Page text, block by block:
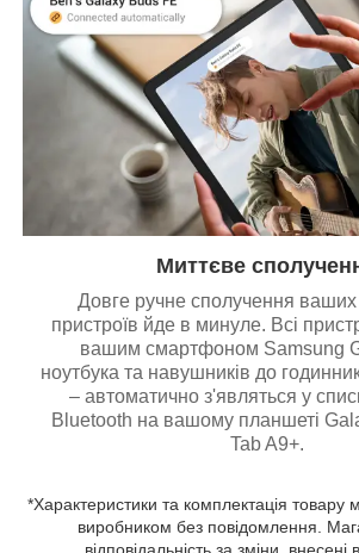
Миттєве
Довге ручне сполучення
пристроїв йде в минуле. Всі
вашим смартфоном Samsung
ноутбука та навушників до
– автоматично з'являться у
Bluetooth на вашому планшеті
Tab A9+.
*Характеристики та комплектація товару
виробником без повідомлення.
відповідальність за зміни, внесені